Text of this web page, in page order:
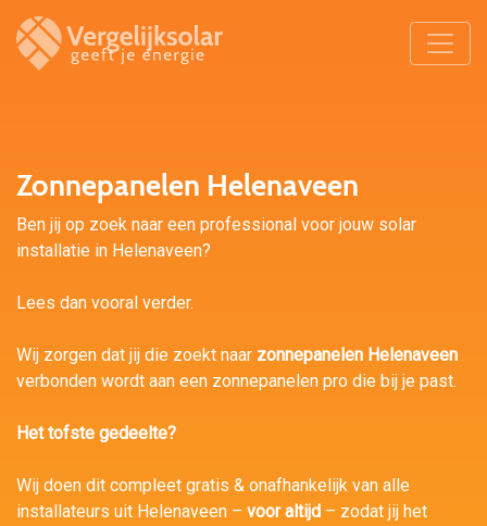
Zonnepanelen Helenaveen
Ben jij op zoek naar een professional voor jouw solar
installatie in Helenaveen?
Lees dan vooral verder.
Wij zorgen dat jij die zoekt naar zonnepanelen Helenaveen
verbonden wordt aan een zonnepanelen pro die bij je past.
Het tofste gedeelte?
Wij doen dit compleet gratis & onafhankelijk van alle
installateurs uit Helenaveen – voor altijd – zodat jij het